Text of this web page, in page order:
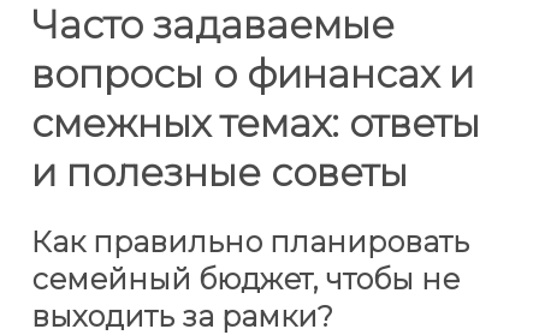
Часто задаваемые
вопросы о финансах и
смежных темах: ответы
и полезные советы
Как правильно планировать
семейный бюджет, чтобы не
выходить за рамки?